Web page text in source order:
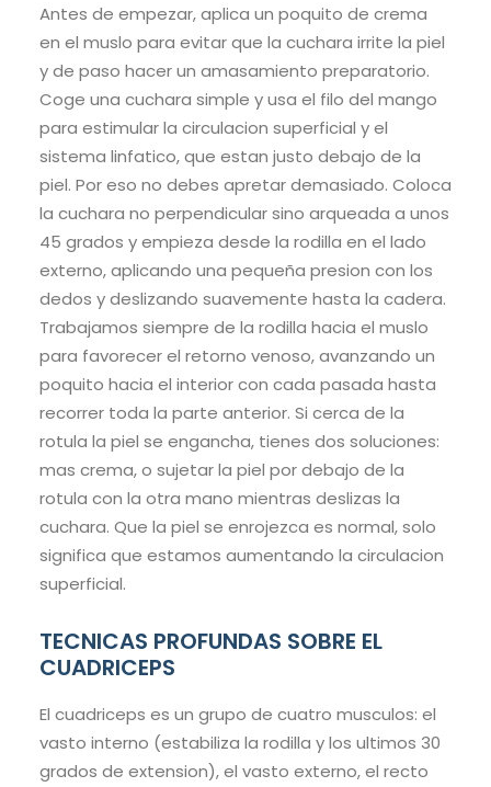
Antes de empezar, aplica un poquito de crema
en el muslo para evitar que la cuchara irrite la piel
y de paso hacer un amasamiento preparatorio.
Coge una cuchara simple y usa el filo del mango
para estimular la circulacion superficial y el
sistema linfatico, que estan justo debajo de la
piel. Por eso no debes apretar demasiado. Coloca
la cuchara no perpendicular sino arqueada a unos
45 grados y empieza desde la rodilla en el lado
externo, aplicando una pequeña presion con los
dedos y deslizando suavemente hasta la cadera.
Trabajamos siempre de la rodilla hacia el muslo
para favorecer el retorno venoso, avanzando un
poquito hacia el interior con cada pasada hasta
recorrer toda la parte anterior. Si cerca de la
rotula la piel se engancha, tienes dos soluciones:
mas crema, o sujetar la piel por debajo de la
rotula con la otra mano mientras deslizas la
cuchara. Que la piel se enrojezca es normal, solo
significa que estamos aumentando la circulacion
superficial.
TECNICAS PROFUNDAS SOBRE EL
CUADRICEPS
El cuadriceps es un grupo de cuatro musculos: el
vasto interno (estabiliza la rodilla y los ultimos 30
grados de extension), el vasto externo, el recto